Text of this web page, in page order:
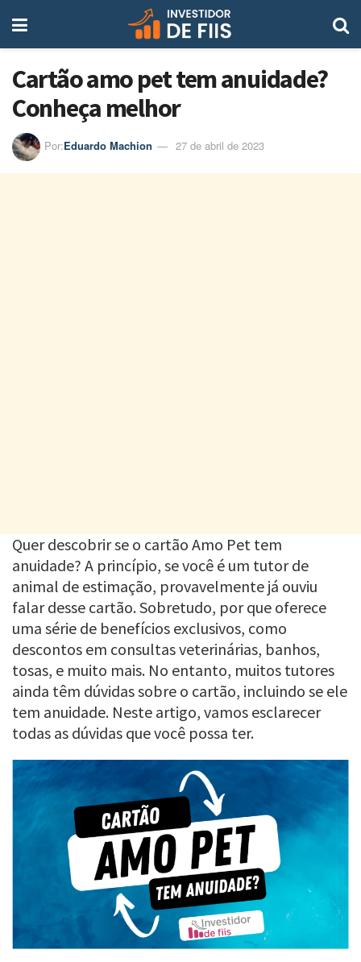
Cartão amo pet tem anuidade?
Conheça melhor
Por:Eduardo Machion 27 de abril de 2023
Quer descobrir se o cartão Amo Pet tem
anuidade? A princípio, se você é um tutor de
animal de estimação, provavelmente já ouviu
falar desse cartão. Sobretudo, por que oferece
uma série de benefícios exclusivos, como
descontos em consultas veterinárias, banhos,
tosas, e muito mais. No entanto, muitos tutores
ainda têm dúvidas sobre o cartão, incluindo se ele
tem anuidade. Neste artigo, vamos esclarecer
todas as dúvidas que você possa ter.